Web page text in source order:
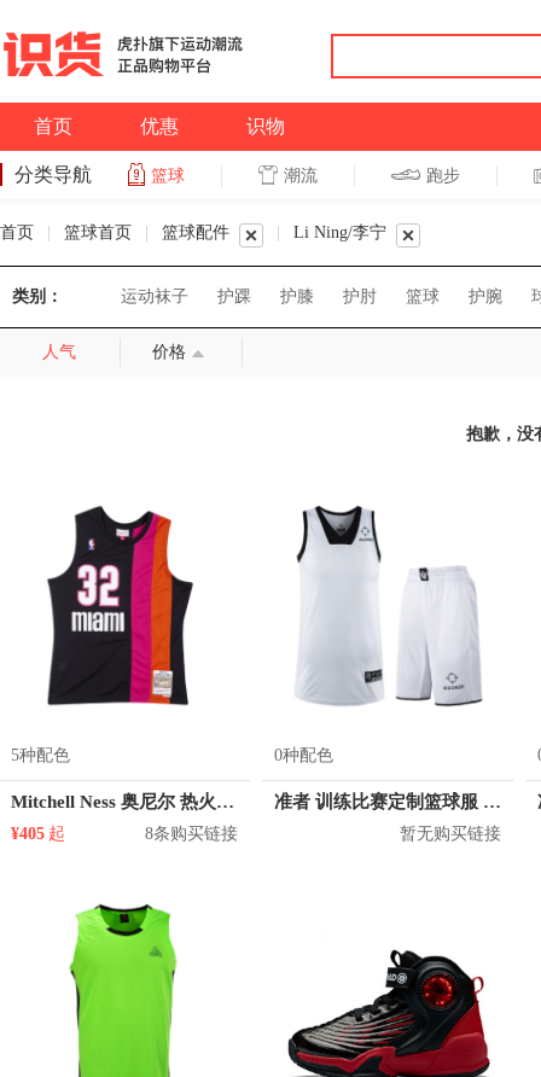
首页 优惠 识物
分类导航 篮球 潮流 跑步
首页 篮球首页 篮球配件 Li Ning/李宁
类别： 运动袜子 护踝 护膝 护肘 篮球 护腕
人气 价格
抱歉，没
5种配色
Mitchell Ness 奥尼尔 热火队 32号球衣
¥405 起 8条购买链接
0种配色
准者 训练比赛定制篮球服 Z17110105
暂无购买链接